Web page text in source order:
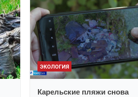
ЭКОЛОГИЯ
Карельские пляжи снова